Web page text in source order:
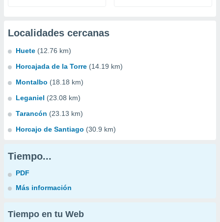
Localidades cercanas
Huete (12.76 km)
Horcajada de la Torre (14.19 km)
Montalbo (18.18 km)
Leganiel (23.08 km)
Tarancón (23.13 km)
Horcajo de Santiago (30.9 km)
Tiempo...
PDF
Más información
Tiempo en tu Web